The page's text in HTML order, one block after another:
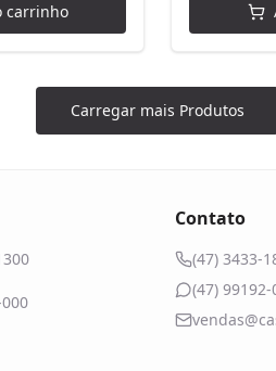
carrinho
Carregar mais Produtos
Contato
(47) 3433-
(47)